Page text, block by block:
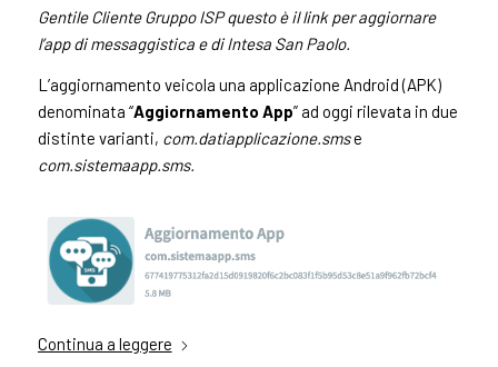
Gentile Cliente Gruppo ISP questo è il link per aggiornare
l’app di messaggistica e di Intesa San Paolo.
L’aggiornamento veicola una applicazione Android (APK)
denominata “Aggiornamento App” ad oggi rilevata in due
distinte varianti, com.datiapplicazione.smse
com.sistemaapp.sms.
Continua a leggere